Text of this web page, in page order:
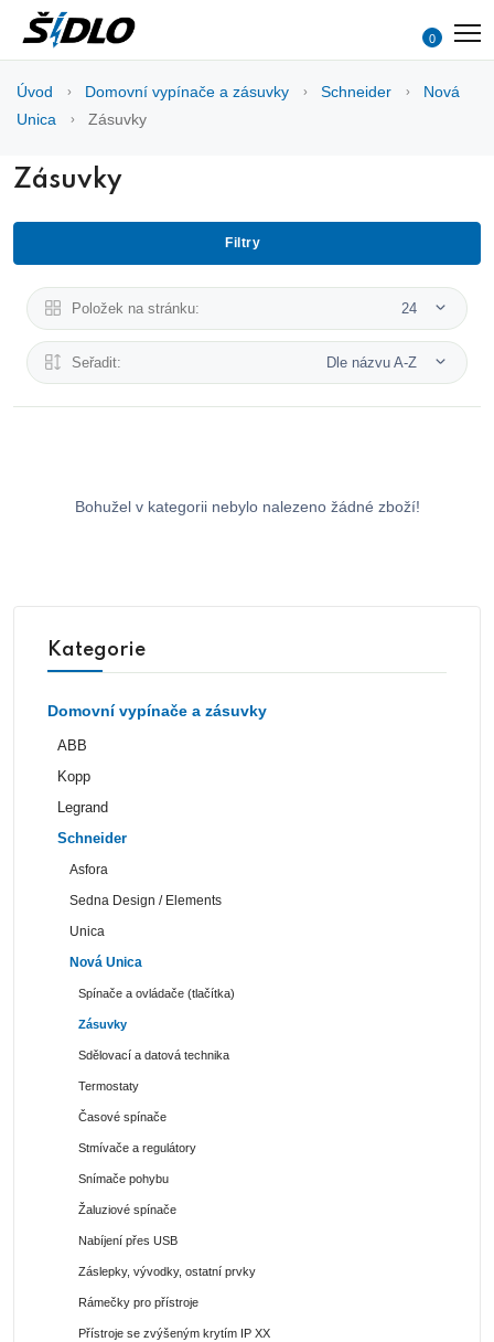
0
Úvod Domovní vypínače a zásuvky Schneider
Nová
Unica
Zásuvky
Zásuvky
Filtry
Položek na stránku: 24
Seřadit: Dle názvu A-Z
Bohužel v kategorii nebylo nalezeno žádné zboží!
Kategorie
Domovní vypínače a zásuvky
ABB
Kopp
Legrand
Schneider
Asfora
Sedna Design / Elements
Unica
Nová Unica
Spínače a ovládače (tlačítka)
Zásuvky
Sdělovací a datová technika
Termostaty
Časové spínače
Stmívače a regulátory
Snímače pohybu
Žaluziové spínače
Nabíjení přes USB
Záslepky, vývodky, ostatní prvky
Rámečky pro přístroje
Přístroje se zvýšeným krytím IP XX